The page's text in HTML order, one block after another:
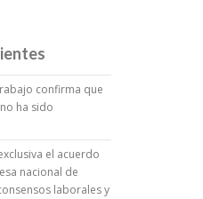
confirma que
ha sido
el acuerdo
nacional de
laborales y